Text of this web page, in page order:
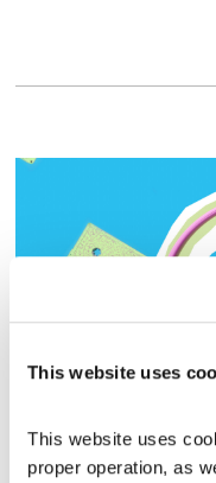
This website uses
This website uses
proper operation, as